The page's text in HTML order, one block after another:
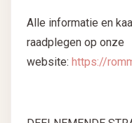
Alle informatie en
raadplegen op onze
website: https://